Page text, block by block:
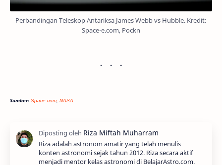
Perbandingan Teleskop Antariksa James Webb vs Hubble. Kredit:
Space-e.com, Pockn
Sumber: Space.com, NASA.
Riza adalah astronom amatir yang telah menulis
konten astronomi sejak tahun 2012. Riza secara aktif
menjadi mentor kelas astronomi di BelajarAstro.com.